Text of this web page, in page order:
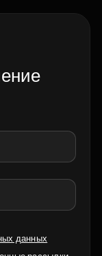
данных